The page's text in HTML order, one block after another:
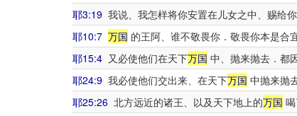
耶3:19 我说、我怎样将你安置在儿女之中、赐给
耶10:7 万国 的王阿、谁不敬畏你．敬畏你本是合
耶15:4 又必使他们在天下万国 中、抛来抛去．都
耶24:9 我必使他们交出来、在天下万国 中抛来抛
耶25:26 北方远近的诸王、以及天下地上的万国